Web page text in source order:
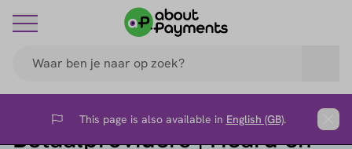
Flag This page is also available in English (GB).
Betaalproviders | Heard en